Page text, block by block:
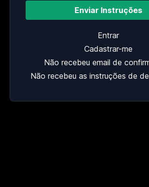
Entrar
Cadastrar-me
Não recebeu email de
Não recebeu as instruções de